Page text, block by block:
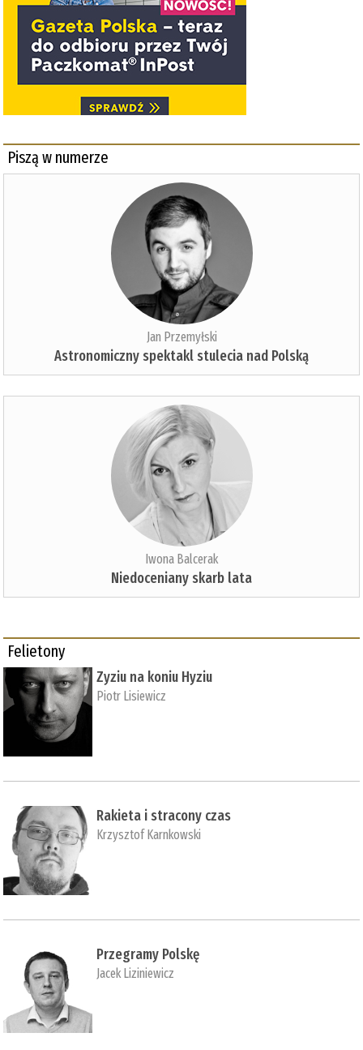
Piszą w numerze
Jan Przemyłski
Astronomiczny spektakl stulecia nad Polską
Iwona Balcerak
Niedoceniany skarb lata
Felietony
Zyziu na koniu Hyziu
Piotr Lisiewicz
Rakieta i stracony czas
Krzysztof Karnkowski
Przegramy Polskę
Jacek Liziniewicz